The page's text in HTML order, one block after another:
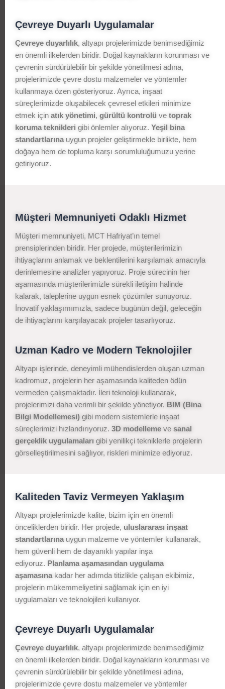
Çevreye Duyarlı Uygulamalar
Çevreye duyarlılık, altyapı projelerimizde benimsediğimiz
en önemli ilkelerden biridir. Doğal kaynakların korunması ve
çevrenin sürdürülebilir bir şekilde yönetilmesi adına,
projelerimizde çevre dostu malzemeler ve yöntemler
kullanmaya özen gösteriyoruz. Ayrıca, inşaat
süreçlerimizde oluşabilecek çevresel etkileri minimize
etmek için atık yönetimi, gürültü kontrolü ve toprak
koruma teknikleri gibi önlemler alıyoruz. Yeşil bina
standartlarınauygun projeler geliştirmekle birlikte, hem
doğaya hem de topluma karşı sorumluluğumuzu yerine
getiriyoruz.
Müşteri Memnuniyeti Odaklı Hizmet
Müşteri memnuniyeti, MCT Hafriyat’ın temel
prensiplerinden biridir. Her projede, müşterilerimizin
ihtiyaçlarını anlamak ve beklentilerini karşılamak amacıyla
derinlemesine analizler yapıyoruz. Proje sürecinin her
aşamasında müşterilerimizle sürekli iletişim halinde
kalarak, taleplerine uygun esnek çözümler sunuyoruz.
İnovatif yaklaşımımızla, sadece bugünün değil, geleceğin
de ihtiyaçlarını karşılayacak projeler tasarlıyoruz.
Uzman Kadro ve Modern Teknolojiler
Altyapı işlerinde, deneyimli mühendislerden oluşan uzman
kadromuz, projelerin her aşamasında kaliteden ödün
vermeden çalışmaktadır. İleri teknoloji kullanarak,
projelerimizi daha verimli bir şekilde yönetiyor, BIM (Bina
Bilgi Modellemesi) gibi modern sistemlerle inşaat
süreçlerimizi hızlandırıyoruz. 3D modelleme ve sanal
gerçeklik uygulamaları gibi yenilikçi tekniklerle projelerin
görselleştirilmesini sağlıyor, riskleri minimize ediyoruz.
Kaliteden Taviz Vermeyen Yaklaşım
Altyapı projelerimizde kalite, bizim için en önemli
önceliklerden biridir. Her projede, uluslararası inşaat
standartlarınauygun malzeme ve yöntemler kullanarak,
hem güvenli hem de dayanıklı yapılar inşa
ediyoruz. Planlama aşamasından uygulama
aşamasınakadar her adımda titizlikle çalışan ekibimiz,
projelerin mükemmeliyetini sağlamak için en iyi
uygulamaları ve teknolojileri kullanıyor.
Çevreye Duyarlı Uygulamalar
Çevreye duyarlılık, altyapı projelerimizde benimsediğimiz
en önemli ilkelerden biridir. Doğal kaynakların korunması ve
çevrenin sürdürülebilir bir şekilde yönetilmesi adına,
projelerimizde çevre dostu malzemeler ve yöntemler